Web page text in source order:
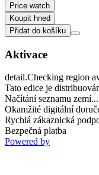
Price watch
Koupit hned
Přidat do košíku
Aktivace
detail.Checking region
Tato edice je
Načítání seznamu zemí...
Okamžité digitální
Rychlá zákaznická
Bezpečná platba
Powered by